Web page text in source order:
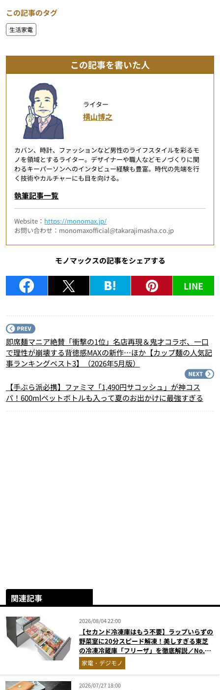
この記事のタグ
生活家電
この記事を書いた人
ライター
横山博之
カバン、時計、ファッションなど男性のライフスタイルを彩るモ
ノを領域とするライター。デザイナーや職人などモノづくりに関
わるキーパーソンへのインタビュー経験も豊富。時代の先端を行
く技術やカルチャーにも目を向ける。
執筆記事一覧
Website： https://monomax.jp/
お問い合わせ：monomaxofficial@takarajimasha.co.jp
モノマックスの記事をシェアする
LINE
即席麺マニア絶賛「衝撃の1位」名店再現＆鬼才コラボ、一口
で理性が崩壊する背徳感MAXの新作…ほか【カップ麺の人気記
事ランキングベスト3】（2026年5月版）
【手ぶら派必携】ファミマ「1,490円サコッシュ」が神コス
パ！600mlペットボトルも入って夏のお出かけに最強すぎる
関連記事
2026/08/04 22:00
【セカンド冷凍庫はもう不要】ラップいらずの
野菜室に20分スピード解凍！美しすぎる東芝
の冷凍冷蔵庫「フリーザ」を徹底解説／No.1
モノ雑誌編集長が選ぶ『センスがいい家電』
Vol.10
家電・デジモノ
2026/07/27 18:00